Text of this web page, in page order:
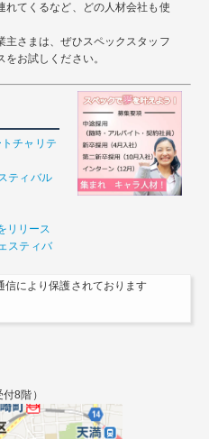
れてくるなど、どの人材会社も使
主さまは、ぜひスペックスタッフ
お試しください。
チャリテ
ティバル
リリース
スティバ
信により保護されております
8階）